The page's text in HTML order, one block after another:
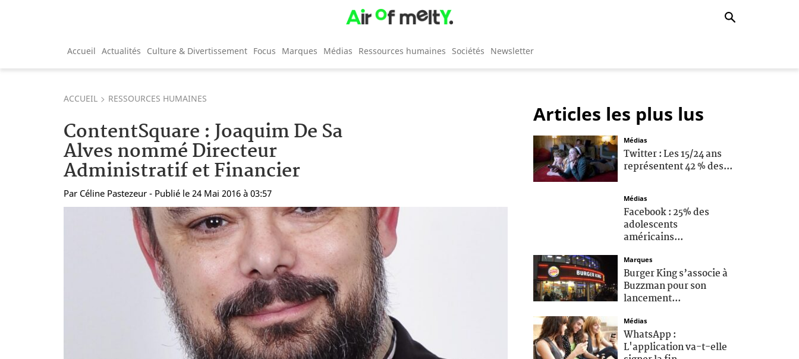
Accueil Actualités Culture & Divertissement Focus Marques Médias Ressources humaines Sociétés Newsletter
ACCUEIL RESSOURCES HUMAINES
ContentSquare : Joaquim De Sa
Alves nommé Directeur
Administratif et Financier
Par Céline Pastezeur - Publié le 24 Mai 2016 à 03:57
Articles les plus lus
Médias
Twitter : Les 15/24 ans
représentent 42 % des...
Médias
Facebook : 25% des
adolescents
américains...
Marques
Burger King s’associe à
Buzzman pour son
lancement...
Médias
WhatsApp :
L'application va-t-elle